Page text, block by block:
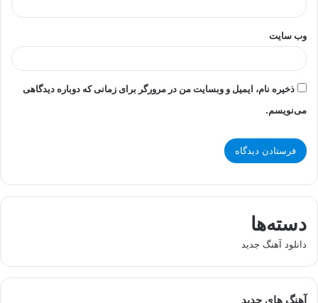
وب‌ سایت
ذخیره نام، ایمیل و وبسایت من در مرورگر برای زمانی که دوباره دیدگاهی
می‌نویسم.
دسته‌ها
دانلود آهنگ جدید
آهنگ های جدید